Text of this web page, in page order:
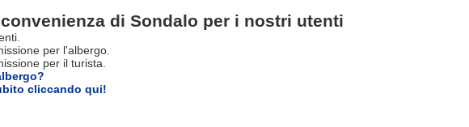
di Sondalo per i nostri utenti
per l'albergo.
per il turista.
cliccando qui!